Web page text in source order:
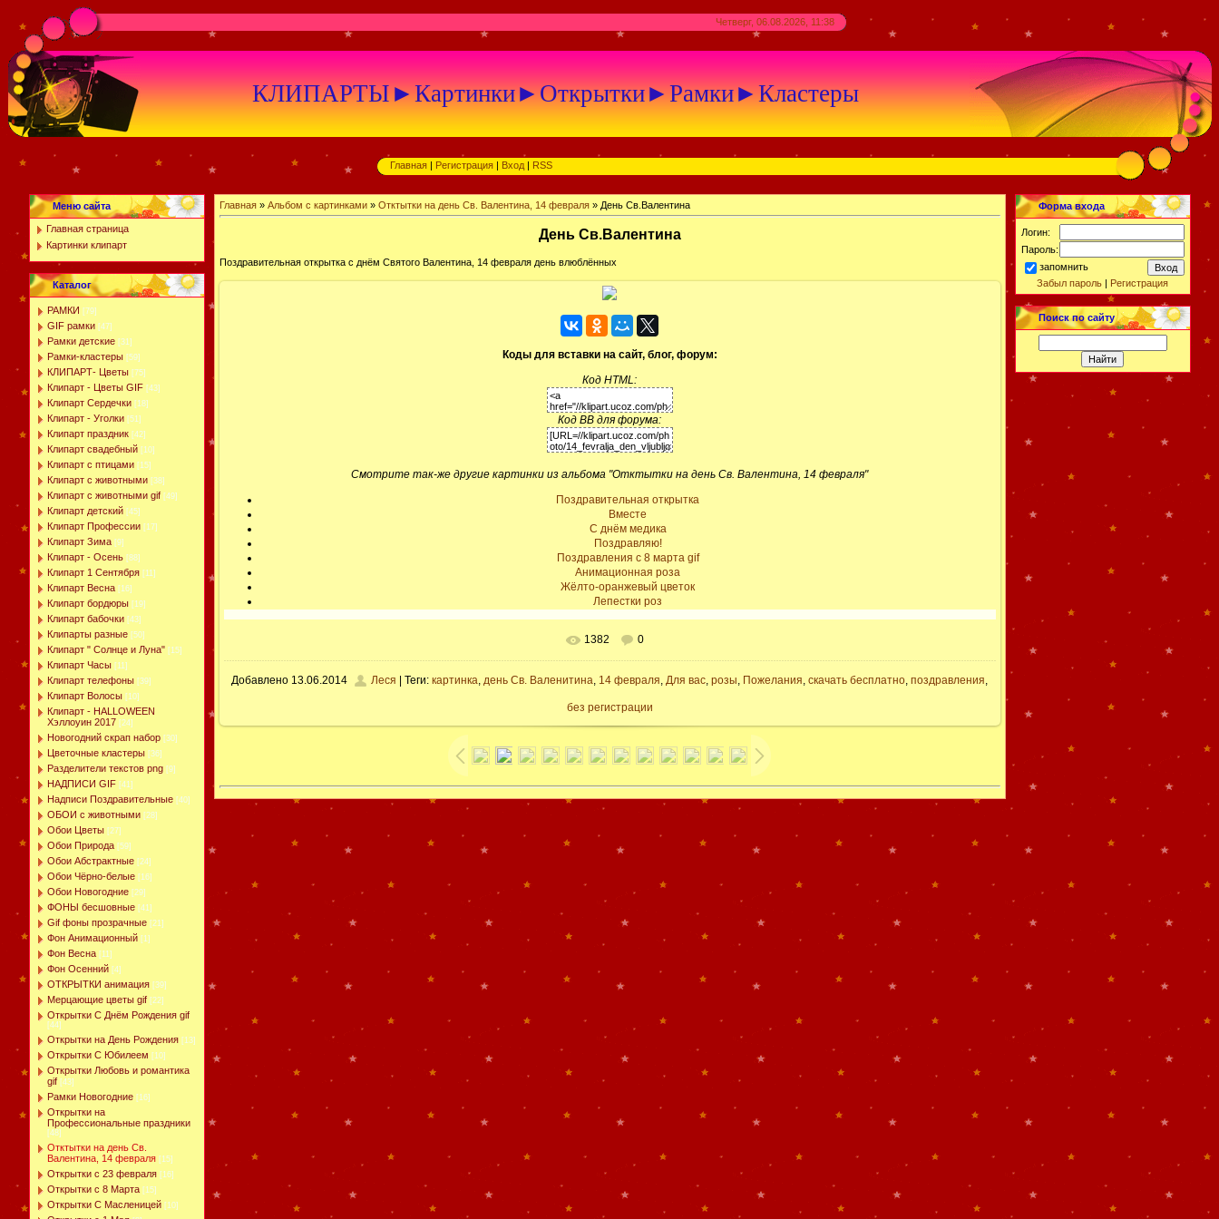
Четверг, 06.08.2026, 11:38
КЛИПАРТЫ►Картинки►Открытки►Рамки►Кластеры
Главная | Регистрация | Вход | RSS
Меню сайта
Главная страница
Картинки клипарт
Каталог
РАМКИ [79]
GIF рамки [47]
Рамки детские [31]
Рамки-кластеры [59]
КЛИПАРТ- Цветы [75]
Клипарт - Цветы GIF [43]
Клипарт Сердечки [18]
Клипарт - Уголки [51]
Клипарт праздник [42]
Клипарт свадебный [10]
Клипарт с птицами [15]
Клипарт с животными [38]
Клипарт с животными gif [49]
Клипарт детский [45]
Клипарт Профессии [17]
Клипарт Зима [9]
Клипарт - Осень [88]
Клипарт 1 Сентября [11]
Клипарт Весна [16]
Клипарт бордюры [19]
Клипарт бабочки [43]
Клипарты разные [50]
Клипарт " Солнце и Луна" [15]
Клипарт Часы [11]
Клипарт телефоны [39]
Клипарт Волосы [10]
Клипарт - HALLOWEEN
Хэллоуин 2017 [24]
Новогодний скрап набор [30]
Цветочные кластеры [36]
Разделители текстов png [9]
НАДПИСИ GIF [41]
Надписи Поздравительные [40]
ОБОИ с животными [28]
Обои Цветы [27]
Обои Природа [59]
Обои Абстрактные [24]
Обои Чёрно-белые [16]
Обои Новогодние [29]
ФОНЫ бесшовные [41]
Gif фоны прозрачные [21]
Фон Анимационный [1]
Фон Весна [11]
Фон Осенний [4]
ОТКРЫТКИ анимация [39]
Мерцающие цветы gif [22]
Открытки С Днём Рождения gif
[44]
Открытки на День Рождения [13]
Открытки С Юбилеем [10]
Открытки Любовь и романтика
gif [43]
Рамки Новогодние [16]
Открытки на
Профессиональные праздники
[48]
Отктытки на день Св.
Валентина, 14 февраля [15]
Открытки с 23 февраля [16]
Открытки с 8 Марта [15]
Открытки С Масленицей [10]
Главная» Альбом с картинками» Отктытки на день Св. Валентина, 14 февраля» День Св.Валентина
День Св.Валентина
Поздравительная открытка с днём Святого Валентина, 14 февраля день влюблённых
Коды для вставки на сайт, блог, форум:
Код HTML:
Код BB для форума:
Смотрите так-же другие картинки из альбома "Отктытки на день Св. Валентина, 14 февраля"
Поздравительная открытка
Вместе
С днём медика
Поздравляю!
Поздравления с 8 марта gif
Анимационная роза
Жёлто-оранжевый цветок
Лепестки роз
1382 0
Добавлено 13.06.2014 Леся | Теги: картинка, день Св. Валенитина, 14 февраля, Для вас, розы, Пожелания, скачать бесплатно, поздравления,
без регистрации
Форма входа
Логин:
Пароль:
запомнить
Забыл пароль | Регистрация
Поиск по сайту